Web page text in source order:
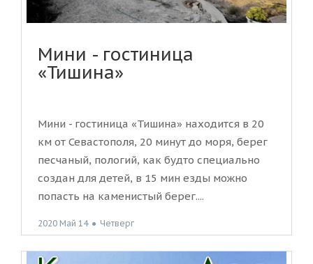
Мини - гостиница
«Тишина»
Мини - гостиница «Тишина» находится в 20
км от Севастополя, 20 минут до моря, берег
песчаный, пологий, как будто специально
создан для детей, в 15 мин езды можно
попасть на каменистый берег....
2020 Май 14 ● Четверг